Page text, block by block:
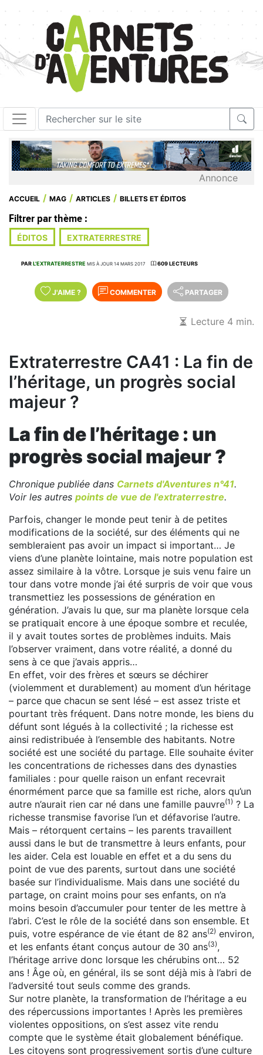
Annonce
ACCUEIL MAG ARTICLES BILLETS ET ÉDITOS
Filtrer par thème :
ÉDITOS EXTRATERRESTRE
PARL'EXTRATERRESTRE MIS À JOUR 14 MARS 2017 609 LECTEURS
J'AIME ? COMMENTER PARTAGER
Lecture 4 min.
Extraterrestre CA41 : La fin de
l’héritage, un progrès social
majeur ?
La fin de l’héritage : un
progrès social majeur ?
Chronique publiée dans Carnets d'Aventures n°41.
Voir les autres points de vue de l'extraterrestre.
Parfois, changer le monde peut tenir à de petites
modifications de la société, sur des éléments qui ne
sembleraient pas avoir un impact si important… Je
viens d’une planète lointaine, mais notre population est
assez similaire à la vôtre. Lorsque je suis venu faire un
tour dans votre monde j’ai été surpris de voir que vous
transmettiez les possessions de génération en
génération. J’avais lu que, sur ma planète lorsque cela
se pratiquait encore à une époque sombre et reculée,
il y avait toutes sortes de problèmes induits. Mais
l’observer vraiment, dans votre réalité, a donné du
sens à ce que j’avais appris…
En effet, voir des frères et sœurs se déchirer
(violemment et durablement) au moment d’un héritage
– parce que chacun se sent lésé – est assez triste et
pourtant très fréquent. Dans notre monde, les biens du
défunt sont légués à la collectivité ; la richesse est
ainsi redistribuée à l’ensemble des habitants. Notre
société est une société du partage. Elle souhaite éviter
les concentrations de richesses dans des dynasties
familiales : pour quelle raison un enfant recevrait
énormément parce que sa famille est riche, alors qu’un
autre n’aurait rien car né dans une famille pauvre(1) ? La
richesse transmise favorise l’un et défavorise l’autre.
Mais – rétorquent certains – les parents travaillent
aussi dans le but de transmettre à leurs enfants, pour
les aider. Cela est louable en effet et a du sens du
point de vue des parents, surtout dans une société
basée sur l’individualisme. Mais dans une société du
partage, on craint moins pour ses enfants, on n’a
moins besoin d’accumuler pour tenter de les mettre à
l’abri. C’est le rôle de la société dans son ensemble. Et
puis, votre espérance de vie étant de 82 ans(2) environ,
et les enfants étant conçus autour de 30 ans(3),
l’héritage arrive donc lorsque les chérubins ont… 52
ans ! Âge où, en général, ils se sont déjà mis à l’abri de
l’adversité tout seuls comme des grands.
Sur notre planète, la transformation de l’héritage a eu
des répercussions importantes ! Après les premières
violentes oppositions, on s’est assez vite rendu
compte que le système était globalement bénéfique.
Les citoyens sont progressivement sortis d’une culture